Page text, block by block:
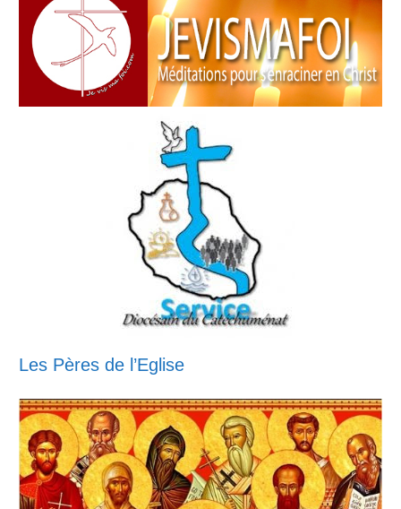
Les Pères de l’Eglise